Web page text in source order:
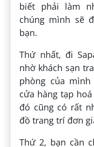
biết phải làm
chúng mình sẽ
bạn.
Thứ nhất, đi
nhờ khách sạn
phòng của
cửa hàng tạp
đó cũng có rất
đồ trang trí đơn
Thứ 2, bạn cần